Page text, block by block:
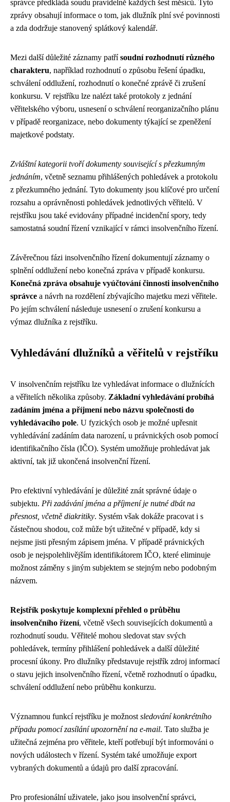
správce předkládá soudu pravidelně každých šest měsíců. Tyto
zprávy obsahují informace o tom, jak dlužník plní své povinnosti
a zda dodržuje stanovený splátkový kalendář.
Mezi další důležité záznamy patřísoudní rozhodnutí různého
charakteru, například rozhodnutí o způsobu řešení úpadku,
schválení oddlužení, rozhodnutí o konečné zprávě či zrušení
konkursu. V rejstříku lze nalézt také protokoly z jednání
věřitelského výboru, usnesení o schválení reorganizačního plánu
v případě reorganizace, nebo dokumenty týkající se zpeněžení
majetkové podstaty.
Zvláštní kategorii tvoří dokumenty související s přezkumným
jednáním, včetně seznamu přihlášených pohledávek a protokolu
z přezkumného jednání. Tyto dokumenty jsou klíčové pro určení
rozsahu a oprávněnosti pohledávek jednotlivých věřitelů. V
rejstříku jsou také evidovány případné incidenční spory, tedy
samostatná soudní řízení vznikající v rámci insolvenčního řízení.
Závěrečnou fázi insolvenčního řízení dokumentují záznamy o
splnění oddlužení nebo konečná zpráva v případě konkursu.
Konečná zpráva obsahuje vyúčtování činnosti insolvenčního
správce a návrh na rozdělení zbývajícího majetku mezi věřitele.
Po jejím schválení následuje usnesení o zrušení konkursu a
výmaz dlužníka z rejstříku.
Vyhledávání dlužníků a věřitelů v rejstříku
V insolvenčním rejstříku lze vyhledávat informace o dlužnících
a věřitelích několika způsoby. Základní vyhledávání probíhá
zadáním jména a příjmení nebo názvu společnosti do
vyhledávacího pole. U fyzických osob je možné upřesnit
vyhledávání zadáním data narození, u právnických osob pomocí
identifikačního čísla (IČO). Systém umožňuje prohledávat jak
aktivní, tak již ukončená insolvenční řízení.
Pro efektivní vyhledávání je důležité znát správné údaje o
subjektu. Při zadávání jména a příjmení je nutné dbát na
přesnost, včetně diakritiky. Systém však dokáže pracovat i s
částečnou shodou, což může být užitečné v případě, kdy si
nejsme jisti přesným zápisem jména. V případě právnických
osob je nejspolehlivějším identifikátorem IČO, které eliminuje
možnost záměny s jiným subjektem se stejným nebo podobným
názvem.
Rejstřík poskytuje komplexní přehled o průběhu
insolvenčního řízení, včetně všech souvisejících dokumentů a
rozhodnutí soudu. Věřitelé mohou sledovat stav svých
pohledávek, termíny přihlášení pohledávek a další důležité
procesní úkony. Pro dlužníky představuje rejstřík zdroj informací
o stavu jejich insolvenčního řízení, včetně rozhodnutí o úpadku,
schválení oddlužení nebo průběhu konkurzu.
Významnou funkcí rejstříku je možnost sledování konkrétního
případu pomocí zasílání upozornění na e-mail. Tato služba je
užitečná zejména pro věřitele, kteří potřebují být informováni o
nových událostech v řízení. Systém také umožňuje export
vybraných dokumentů a údajů pro další zpracování.
Pro profesionální uživatele, jako jsou insolvenční správci,